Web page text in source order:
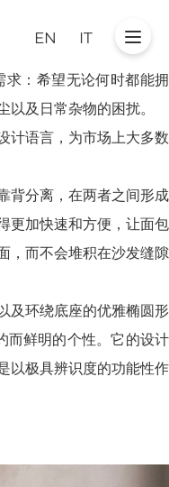
EN IT
：希望无论何时都能拥
及日常杂物的困扰。
计语言，为市场上大多数
背分离，在两者之间形成
更加快速和方便，让面包
，而不会堆积在沙发缝隙
及环绕底座的优雅椭圆形
鲜明的个性。它的设计
以极具辨识度的功能性作